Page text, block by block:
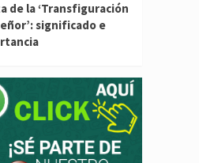
de la ‘Transfiguración
significado e